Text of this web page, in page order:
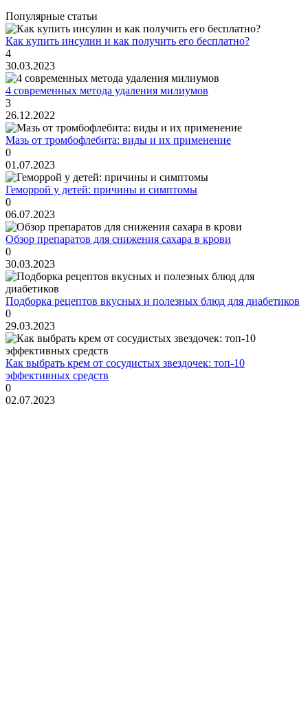
Популярные статьи
Как купить инсулин и как получить его бесплатно?
4
30.03.2023
4 современных метода удаления милиумов
3
26.12.2022
Мазь от тромбофлебита: виды и их применение
0
01.07.2023
Геморрой у детей: причины и симптомы
0
06.07.2023
Обзор препаратов для снижения сахара в крови
0
30.03.2023
Подборка рецептов вкусных и полезных блюд для диабетиков
0
29.03.2023
Как выбрать крем от сосудистых звездочек: топ-10
эффективных средств
0
02.07.2023